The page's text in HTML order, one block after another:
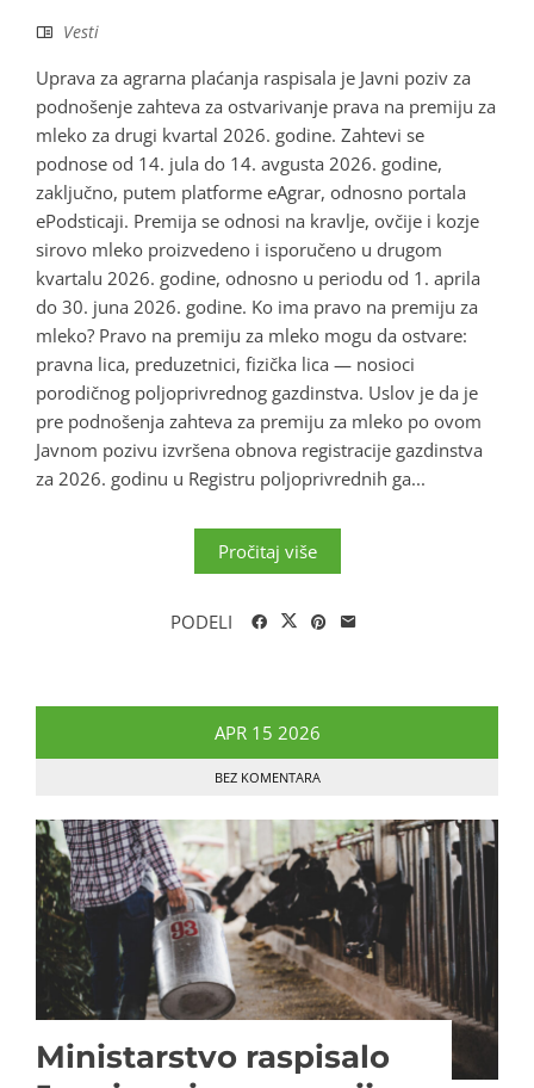
Vesti
Uprava za agrarna plaćanja raspisala je Javni poziv za
podnošenje zahteva za ostvarivanje prava na premiju za
mleko za drugi kvartal 2026. godine. Zahtevi se
podnose od 14. jula do 14. avgusta 2026. godine,
zaključno, putem platforme eAgrar, odnosno portala
ePodsticaji. Premija se odnosi na kravlje, ovčije i kozje
sirovo mleko proizvedeno i isporučeno u drugom
kvartalu 2026. godine, odnosno u periodu od 1. aprila
do 30. juna 2026. godine. Ko ima pravo na premiju za
mleko? Pravo na premiju za mleko mogu da ostvare:
pravna lica, preduzetnici, fizička lica — nosioci
porodičnog poljoprivrednog gazdinstva. Uslov je da je
pre podnošenja zahteva za premiju za mleko po ovom
Javnom pozivu izvršena obnova registracije gazdinstva
za 2026. godinu u Registru poljoprivrednih ga...
Pročitaj više
PODELI
APR 15 2026
BEZ KOMENTARA
Ministarstvo raspisalo